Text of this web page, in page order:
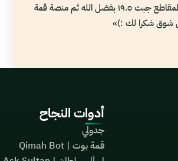
وتابعت المقاطع جبت ١٩.٥ بفضل الله ثم منصة قمة
شوق شكرا لك :)»
أدوات النجاح
جدولي
قمة بوت | Qimah Bot